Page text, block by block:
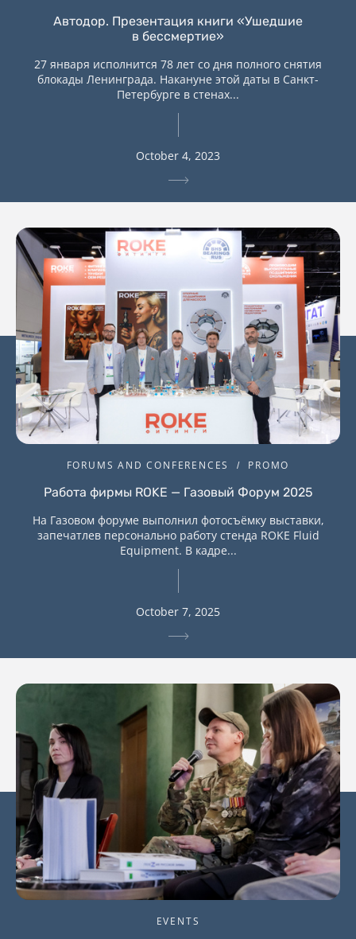
Автодор. Презентация книги «Ушедшие
в бессмертие»
27 января исполнится 78 лет со дня полного снятия
блокады Ленинграда. Накануне этой даты в Санкт-
Петербурге в стенах...
October 4, 2023
FORUMS AND CONFERENCES PROMO
Работа фирмы ROKE — Газовый Форум 2025
На Газовом форуме выполнил фотосъёмку выставки,
запечатлев персонально работу стенда ROKE Fluid
Equipment. В кадре...
October 7, 2025
EVENTS